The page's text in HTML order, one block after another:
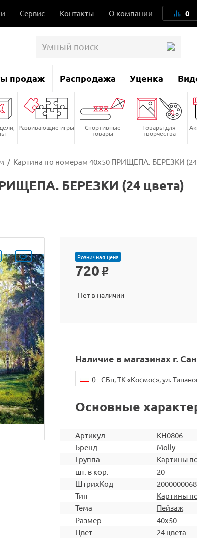
Сервис Контакты О компании 0
продаж Распродажа Уценка
Развивающие игры Спортивные
товары
Товары для
творчества
/ Картина по номерам 40х50 ПРИЩЕПА. БЕРЕЗКИ (24
БЕРЕЗКИ (24 цвета)
Розничная цена
720 o
Нет в наличии
Наличие в магазинах г.
0 СБп, ТК «Космос», ул.
Основные
Артикул
KH0806
Бренд
Molly
Группа
Картины
шт. в кор.
20
ШтрихКод
Тип
Картины
Тема
Пейзаж
Размер
40х50
Цвет
24 цвета